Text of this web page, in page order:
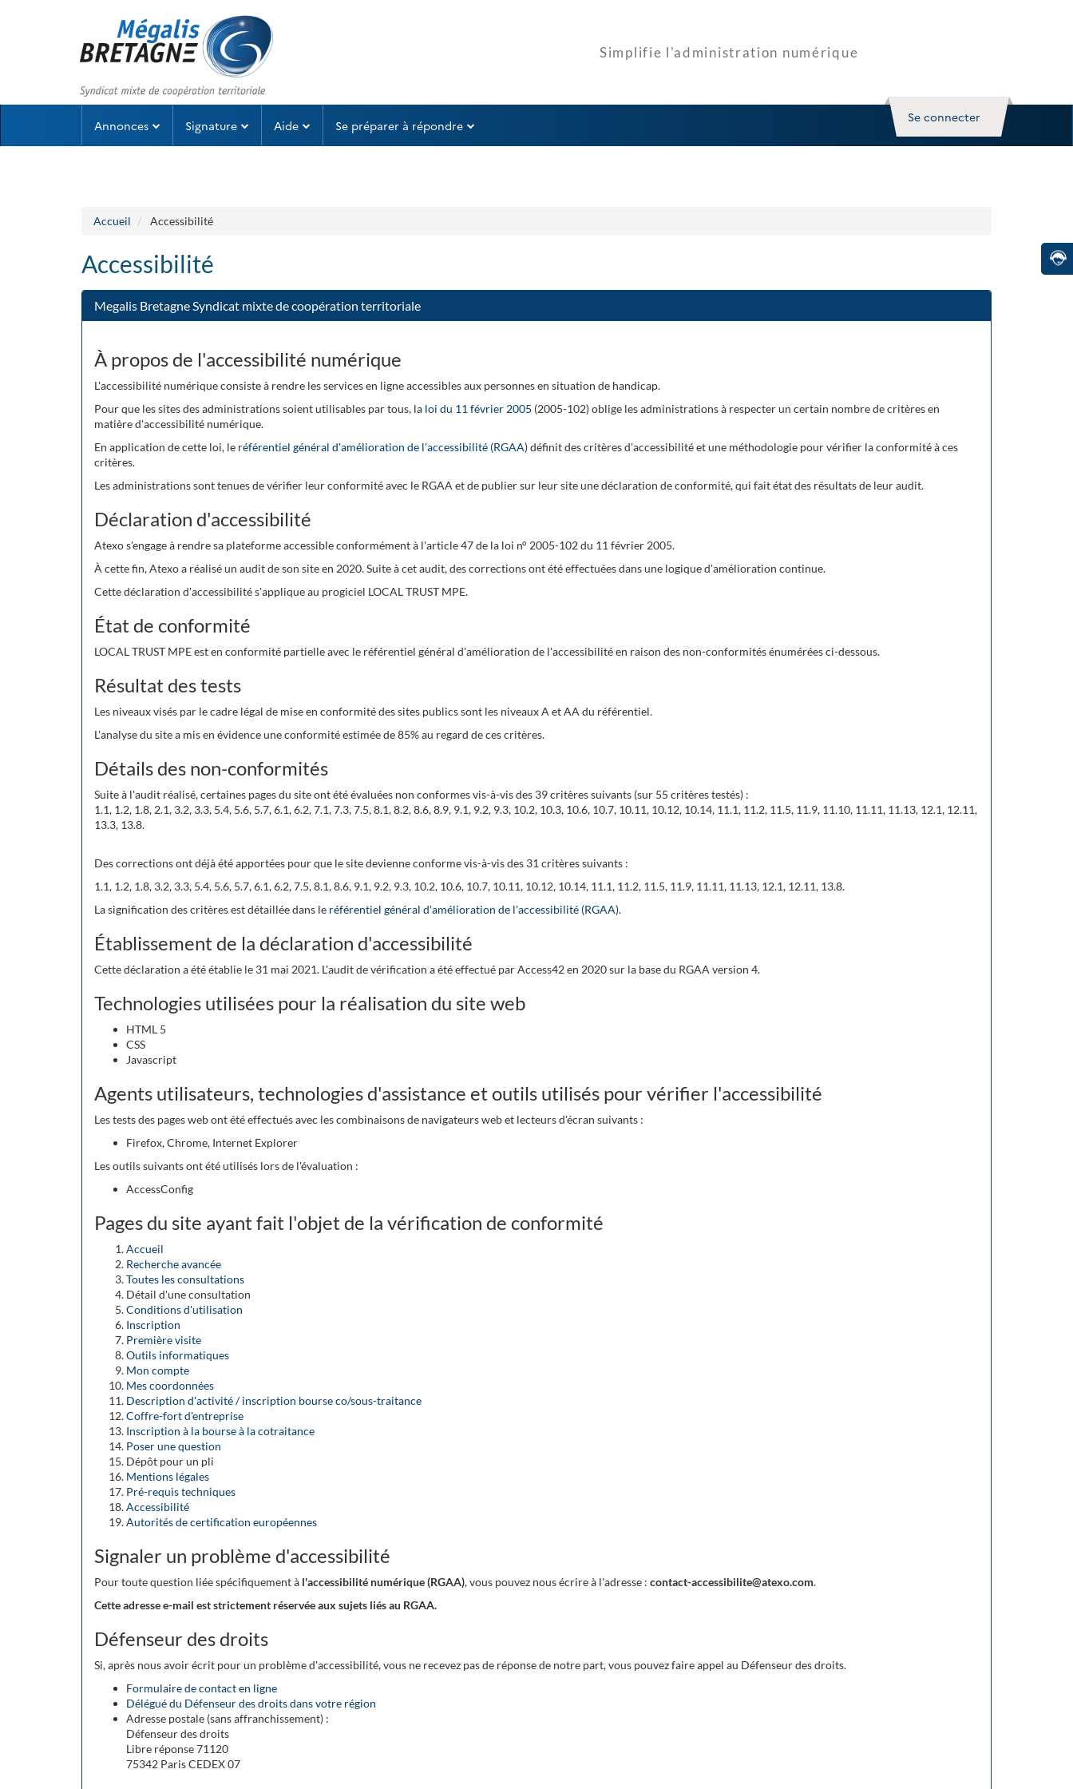
Se connecter
Annonces Signature Aide Se préparer à répondre
Accueil Accessibilité
Accessibilité
Megalis Bretagne Syndicat mixte de coopération territoriale
À propos de l'accessibilité numérique
L'accessibilité numérique consiste à rendre les services en ligne accessibles aux personnes en situation de handicap.
Pour que les sites des administrations soient utilisables par tous, la loi du 11 février 2005 (2005-102) oblige les administrations à respecter un certain nombre de critères en
matière d'accessibilité numérique.
En application de cette loi, le référentiel général d'amélioration de l'accessibilité (RGAA)définit des critères d'accessibilité et une méthodologie pour vérifier la conformité à ces
critères.
Les administrations sont tenues de vérifier leur conformité avec le RGAA et de publier sur leur site une déclaration de conformité, qui fait état des résultats de leur audit.
Déclaration d'accessibilité
Atexo s'engage à rendre sa plateforme accessible conformément à l'article 47 de la loi n° 2005-102 du 11 février 2005.
À cette fin, Atexo a réalisé un audit de son site en 2020. Suite à cet audit, des corrections ont été effectuées dans une logique d'amélioration continue.
Cette déclaration d'accessibilité s'applique au progiciel LOCAL TRUST MPE.
État de conformité
LOCAL TRUST MPE est en conformité partielle avec le référentiel général d'amélioration de l'accessibilité en raison des non-conformités énumérées ci-dessous.
Résultat des tests
Les niveaux visés par le cadre légal de mise en conformité des sites publics sont les niveaux A et AA du référentiel.
L'analyse du site a mis en évidence une conformité estimée de 85% au regard de ces critères.
Détails des non-conformités
Suite à l'audit réalisé, certaines pages du site ont été évaluées non conformes vis-à-vis des 39 critères suivants (sur 55 critères testés) :
1.1, 1.2, 1.8, 2.1, 3.2, 3.3, 5.4, 5.6, 5.7, 6.1, 6.2, 7.1, 7.3, 7.5, 8.1, 8.2, 8.6, 8.9, 9.1, 9.2, 9.3, 10.2, 10.3, 10.6, 10.7, 10.11, 10.12, 10.14, 11.1, 11.2, 11.5, 11.9, 11.10, 11.11, 11.13, 12.1, 12.11,
13.3, 13.8.
Des corrections ont déjà été apportées pour que le site devienne conforme vis-à-vis des 31 critères suivants :
1.1, 1.2, 1.8, 3.2, 3.3, 5.4, 5.6, 5.7, 6.1, 6.2, 7.5, 8.1, 8.6, 9.1, 9.2, 9.3, 10.2, 10.6, 10.7, 10.11, 10.12, 10.14, 11.1, 11.2, 11.5, 11.9, 11.11, 11.13, 12.1, 12.11, 13.8.
La signification des critères est détaillée dans le référentiel général d'amélioration de l'accessibilité (RGAA).
Établissement de la déclaration d'accessibilité
Cette déclaration a été établie le 31 mai 2021. L'audit de vérification a été effectué par Access42 en 2020 sur la base du RGAA version 4.
Technologies utilisées pour la réalisation du site web
HTML 5
CSS
Javascript
Agents utilisateurs, technologies d'assistance et outils utilisés pour vérifier l'accessibilité
Les tests des pages web ont été effectués avec les combinaisons de navigateurs web et lecteurs d'écran suivants :
Firefox, Chrome, Internet Explorer
Les outils suivants ont été utilisés lors de l'évaluation :
AccessConfig
Pages du site ayant fait l'objet de la vérification de conformité
Accueil
Recherche avancée
Toutes les consultations
Détail d'une consultation
Conditions d'utilisation
Inscription
Première visite
Outils informatiques
Mon compte
Mes coordonnées
Description d'activité / inscription bourse co/sous-traitance
Coffre-fort d'entreprise
Inscription à la bourse à la cotraitance
Poser une question
Dépôt pour un pli
Mentions légales
Pré-requis techniques
Accessibilité
Autorités de certification européennes
Signaler un problème d'accessibilité
Pour toute question liée spécifiquement à l'accessibilité numérique (RGAA), vous pouvez nous écrire à l'adresse : contact-accessibilite@atexo.com.
Cette adresse e-mail est strictement réservée aux sujets liés au RGAA.
Défenseur des droits
Si, après nous avoir écrit pour un problème d'accessibilité, vous ne recevez pas de réponse de notre part, vous pouvez faire appel au Défenseur des droits.
Formulaire de contact en ligne
Délégué du Défenseur des droits dans votre région
Adresse postale (sans affranchissement) :
Défenseur des droits
Libre réponse 71120
75342 Paris CEDEX 07